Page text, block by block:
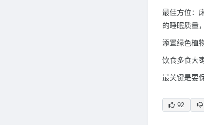
最佳方位：
的睡眠质量
添置绿色植
饮食多食大
最关键是要
92